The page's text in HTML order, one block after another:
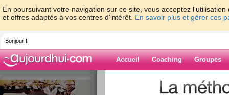
En poursuivant votre navigation sur ce site, vous acceptez
et offres adaptés à vos centres d'intérêt. En savoir plus et gérer ces
Bonjour !
Accueil Coaching Groupes
> > Pfiou!